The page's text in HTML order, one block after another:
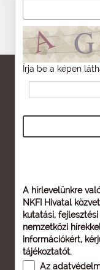
Írja be a képen
A hírlevelünkre
NKFI Hivatal
kutatási,
nemzetközi
információkért,
tájékoztatót.
Az